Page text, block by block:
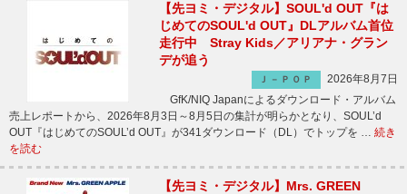
【先ヨミ・デジタル】SOUL'd OUT『は
じめてのSOUL'd OUT』DLアルバム首位
走行中 Stray Kids／アリアナ・グラン
デが追う
Ｊ－ＰＯＰ
2026年8月7日
GfK/NIQ Japanによるダウンロード・アルバム
売上レポートから、2026年8月3日～8月5日の集計が明らかとなり、SOUL’d
OUT『はじめてのSOUL’d OUT』が341ダウンロード（DL）でトップを … 続き
を読む
【先ヨミ・デジタル】Mrs. GREEN